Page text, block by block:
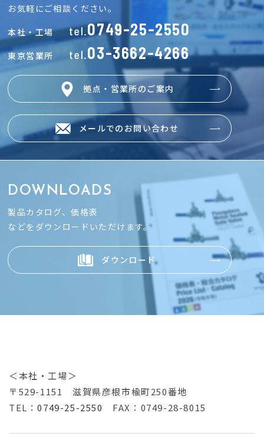
お気軽にご相談ください。
本社・工場
tel.0749-25-2550
東京営業所 tel.03-3662-4266
拠点・営業所のご案内
メールでのお問い合わせ
DOWNLOADS
製品カタログ、価格表
などをダウンロードいただけます。
ダウンロード
＜本社・工場＞
〒529-1151 滋賀県彦根市楡町250番地
TEL：0749-25-2550 FAX：0749-28-8015